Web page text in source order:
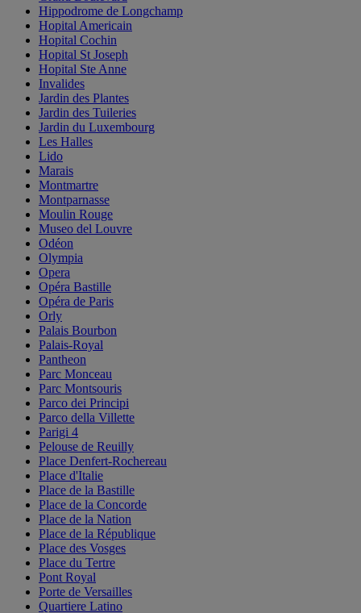
Hippodrome de Longchamp
Hopital Americain
Hopital Cochin
Hopital St Joseph
Hopital Ste Anne
Invalides
Jardin des Plantes
Jardin des Tuileries
Jardin du Luxembourg
Les Halles
Lido
Marais
Montmartre
Montparnasse
Moulin Rouge
Museo del Louvre
Odéon
Olympia
Opera
Opéra Bastille
Opéra de Paris
Orly
Palais Bourbon
Palais-Royal
Pantheon
Parc Monceau
Parc Montsouris
Parco dei Principi
Parco della Villette
Parigi 4
Pelouse de Reuilly
Place Denfert-Rochereau
Place d'Italie
Place de la Bastille
Place de la Concorde
Place de la Nation
Place de la République
Place des Vosges
Place du Tertre
Pont Royal
Porte de Versailles
Quartiere Latino